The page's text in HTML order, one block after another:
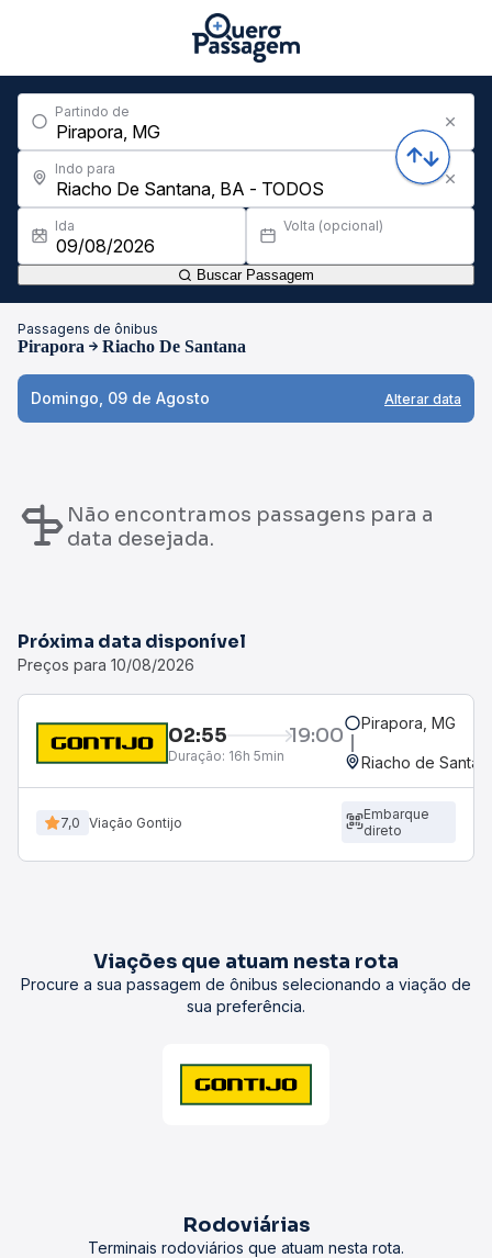
Partindo de
Indo para
Ida Volta (opcional)
Buscar Passagem
Passagens de ônibus
Pirapora Riacho De Santana
Domingo, 09 de Agosto Alterar data
Não encontramos passagens para a
data desejada.
Próxima data disponível
Preços para 10/08/2026
02:55 19:00
Duração: 16h 5min
Pirapora, MG
Riacho de
7,0 Viação Gontijo
Embarque
direto
Viações que atuam nesta rota
Procure a sua passagem de ônibus selecionando a viação de
sua preferência.
Rodoviárias
Terminais rodoviários que atuam nesta rota.